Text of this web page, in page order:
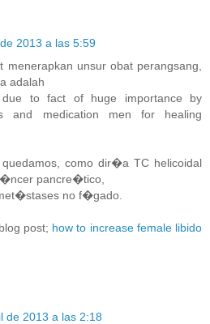
2013 a las 5:59
menerapkan unsur obat perangsang,
adalah
to fact of huge importance by
and medication men for healing
como dir�a TC helicoidal
pancre�tico,
no f�gado.
post; how to increase female libido
de 2013 a las 2:18